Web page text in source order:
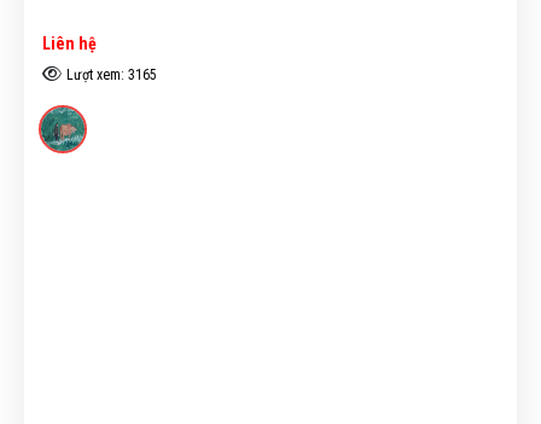
Liên hệ
Lượt xem: 3165